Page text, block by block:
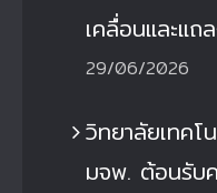
เคลื่อนและแ
29/06/2026
วิทยาลัยเทคโ
มจพ. ต้อนรับ